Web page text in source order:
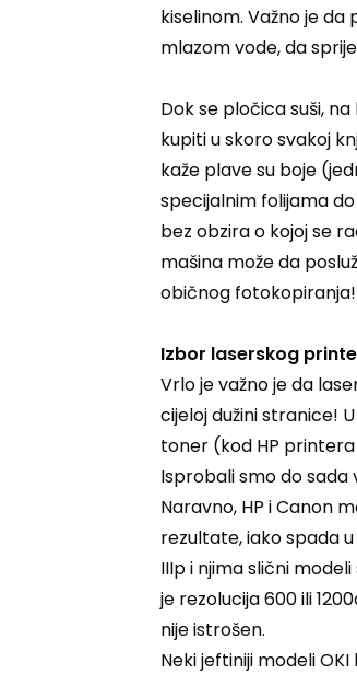
kiselinom. Važno je
mlazom vode, da
Dok se pločica suši,
kupiti u skoro svakoj
kaže plave su boje
specijalnim folijama
bez obzira o kojoj se
mašina može da
običnog fotokopiranja!
Izbor laserskog
Vrlo je važno je da
cijeloj dužini stranice!
toner (kod HP
Isprobali smo do sada
Naravno, HP i Canon
rezultate, iako spada
IIIp i njima slični
je rezolucija 600 ili
nije istrošen.
Neki jeftiniji modeli